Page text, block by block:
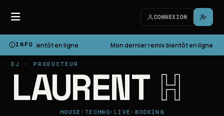
CONNEXION
INFO
remix bientôt en ligne Mon dernier remix bientôt en ligne
DJ · PRODUCTEUR
LAURENT H
HOUSE · TECHNO ·LIVE · BOOKING